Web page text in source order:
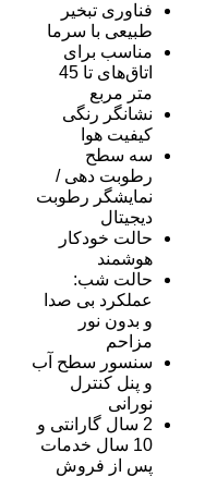
فناوری تبخیر
طبیعی با سرما
مناسب برای
اتاق‌های تا 45
متر مربع
نشانگر رنگی
کیفیت هوا
سه سطح
رطوبت دهی /
نمایشگر رطوبت
دیجیتال
حالت خودکار
هوشمند
حالت شب:
عملکرد بی صدا
و بدون نور
مزاحم
سنسور سطح آب
و پنل کنترل
نورانی
2 سال گارانتی و
10 سال خدمات
پس از فروش